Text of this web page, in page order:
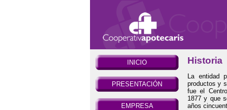
Historia
La entidad
productos y
fue el
1877 y que
años
INICIO
PRESENTACIÓN
EMPRESA